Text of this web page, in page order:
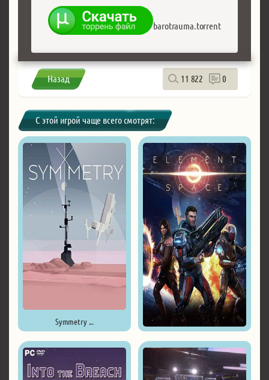
barotrauma.torrent
Назад 11 822 0
С этой игрой чаще всего смотрят:
Symmetry ...